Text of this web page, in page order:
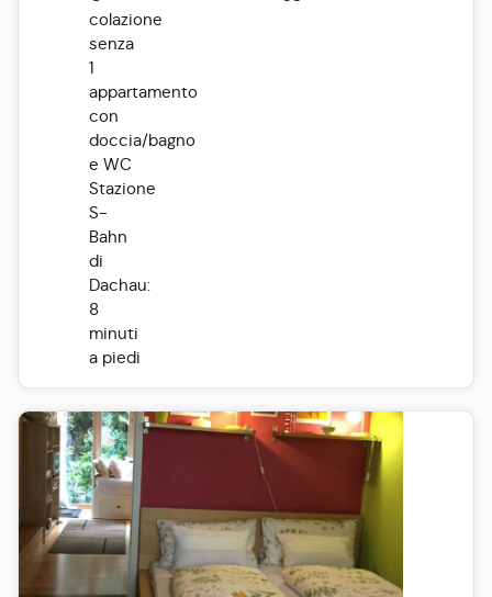
colazione
senza
1
appartamento
con
doccia/bagno
e WC
Stazione
S-
Bahn
di
Dachau:
8
minuti
a piedi